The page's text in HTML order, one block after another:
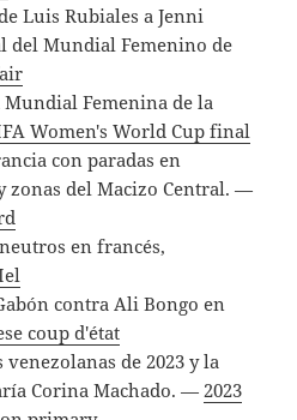
Luis Rubiales a Jenni
del Mundial Femenino de
Mundial Femenina de la
Women's World Cup final
con paradas en
zonas del Macizo Central. —
en francés,
contra Ali Bongo en
coup d'état
de 2023 y la
Corina Machado. — 2023